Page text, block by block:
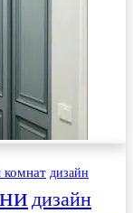
комнат дизайн
дизайн